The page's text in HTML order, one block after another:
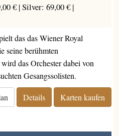
€ |Silver: 69,00 € |
das das Wiener Royal
seine berühmten
das Orchester dabei von
Gesangssolisten.
Details Karten kaufen